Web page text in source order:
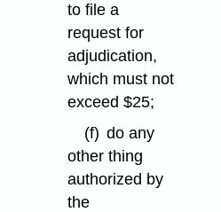
to file a
request for
adjudication,
which must not
exceed $25;
(f) do any
other thing
authorized by
the